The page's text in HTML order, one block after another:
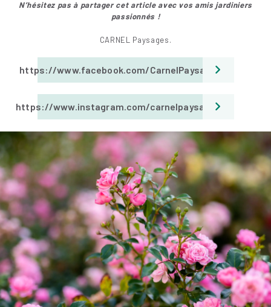
N’hésitez pas à partager cet article avec vos amis jardiniers
passionnés !
CARNEL Paysages.
https://www.facebook.com/CarnelPaysages
https://www.instagram.com/carnelpaysages/